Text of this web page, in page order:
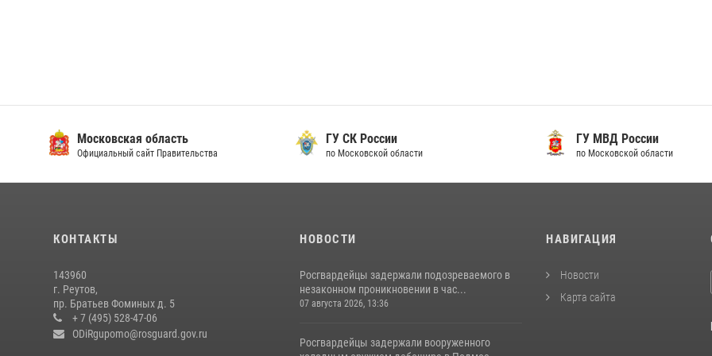
Московская область
Официальный сайт Правительства
ГУ СК России
по Московской области
ГУ МВД России
по Московской области
КОНТАКТЫ
143960
г. Реутов,
пр. Братьев Фоминых д. 5
+ 7 (495) 528-47-06
ODiRgupomo@rosguard.gov.ru
НОВОСТИ
Росгвардейцы задержали подозреваемого в
незаконном проникновении в час...
07 августа 2026, 13:36
Росгвардейцы задержали вооруженного
НАВИГАЦИЯ
Новости
Карта сайта